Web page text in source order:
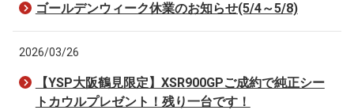
ゴールデンウィーク休業のお知らせ(5/4～5/8)
2026/03/26
【YSP大阪鶴見限定】XSR900GPご成約で純正シー
トカウルプレゼント！残り一台です！